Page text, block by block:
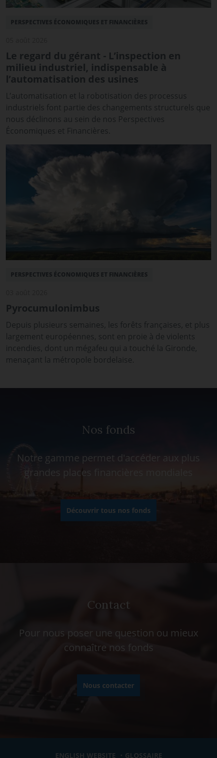
PERSPECTIVES ÉCONOMIQUES ET FINANCIÈRES
Le regard du gérant - L’inspection en
milieu industriel, indispensable à
l’automatisation des usines
L’automatisation et la robotisation des processus
industriels font partie des changements structurels que
nous déclinons au sein de nos Perspectives
Économiques et Financières.
PERSPECTIVES ÉCONOMIQUES ET FINANCIÈRES
Pyrocumulonimbus
Depuis plusieurs semaines, les forêts françaises, et plus
largement européennes, sont en proie à de violents
incendies, dont un mégafeu qui a touché la Gironde,
menaçant la métropole bordelaise.
Nos fonds
Notre gamme permet d'accéder aux plus
grandes places financières mondiales
Découvrir tous nos fonds
Contact
Pour nous poser une question ou mieux
connaître nos fonds
Nous contacter
ENGLISH WEBSITE GLOSSAIRE